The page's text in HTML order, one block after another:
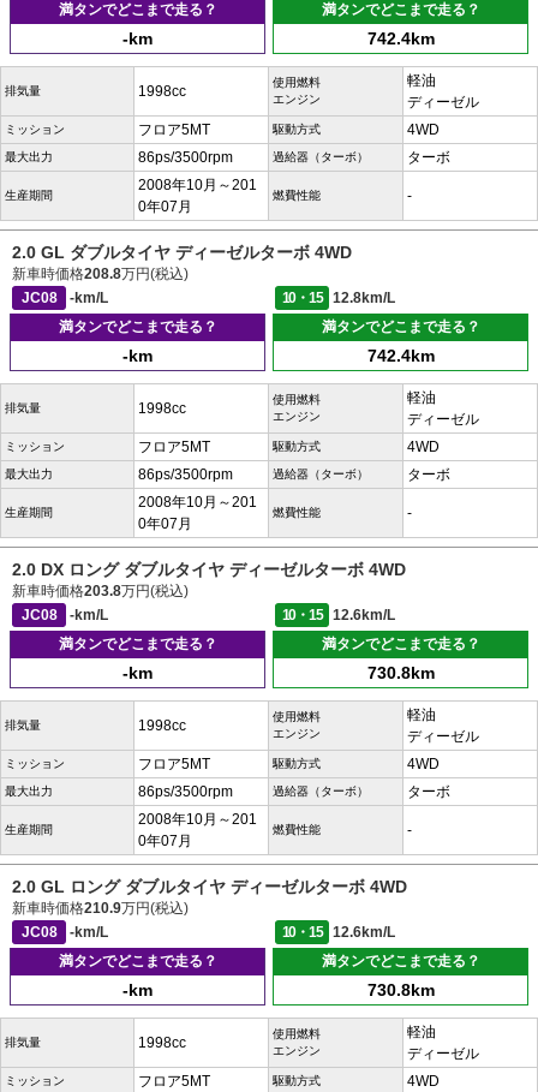
満タンでどこまで走る？
-km
満タンでどこまで走る？
742.4km
排気量 1998cc
使用燃料
エンジン
軽油
ディーゼル
ミッション フロア5MT 駆動方式 4WD
最大出力 86ps/3500rpm 過給器（ターボ） ターボ
生産期間
2008年10月～201
0年07月
燃費性能 -
2.0 GL ダブルタイヤ ディーゼルターボ 4WD
新車時価格208.8万円(税込)
JC08
-km/L 10・15
12.8km/L
満タンでどこまで走る？
-km
満タンでどこまで走る？
742.4km
排気量 1998cc
使用燃料
エンジン
軽油
ディーゼル
ミッション フロア5MT 駆動方式 4WD
最大出力 86ps/3500rpm 過給器（ターボ） ターボ
生産期間
2008年10月～201
0年07月
燃費性能 -
2.0 DX ロング ダブルタイヤ ディーゼルターボ 4WD
新車時価格203.8万円(税込)
JC08
-km/L 10・15
12.6km/L
満タンでどこまで走る？
-km
満タンでどこまで走る？
730.8km
排気量 1998cc
使用燃料
エンジン
軽油
ディーゼル
ミッション フロア5MT 駆動方式 4WD
最大出力 86ps/3500rpm 過給器（ターボ） ターボ
生産期間
2008年10月～201
0年07月
燃費性能 -
2.0 GL ロング ダブルタイヤ ディーゼルターボ 4WD
新車時価格210.9万円(税込)
JC08
-km/L 10・15
12.6km/L
満タンでどこまで走る？
-km
満タンでどこまで走る？
730.8km
排気量 1998cc
使用燃料
エンジン
軽油
ディーゼル
ミッション フロア5MT 駆動方式 4WD